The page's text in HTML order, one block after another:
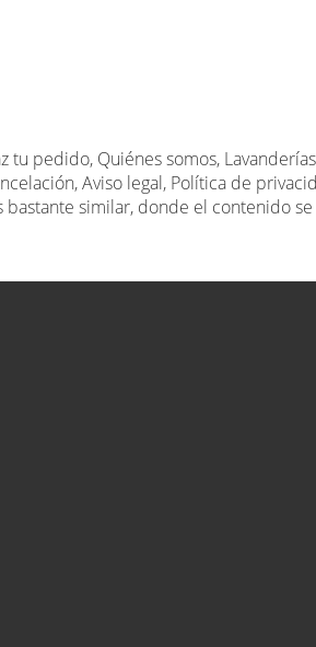
pedido, Quiénes somos,
Aviso legal, Política de
similar, donde el contenido se